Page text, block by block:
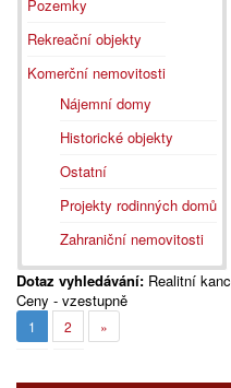
Pozemky
Rekreační objekty
Komerční nemovitosti
Nájemní domy
Historické objekty
Ostatní
Projekty rodinných domů
Zahraniční nemovitosti
Dotaz vyhledávání: Realitní
Ceny - vzestupně
1 2 »